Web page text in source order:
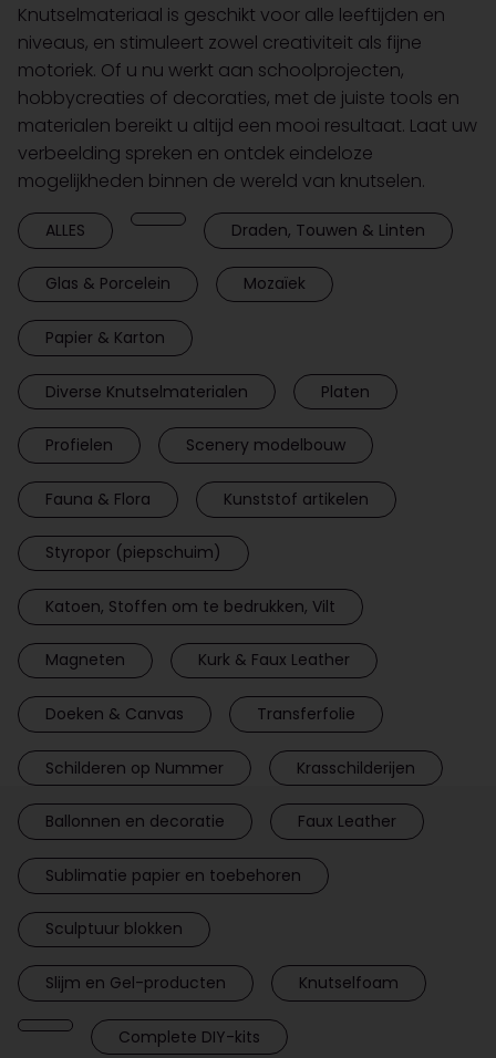
Knutselmateriaal is geschikt voor alle leeftijden en
niveaus, en stimuleert zowel creativiteit als fijne
motoriek. Of u nu werkt aan schoolprojecten,
hobbycreaties of decoraties, met de juiste tools en
materialen bereikt u altijd een mooi resultaat. Laat uw
verbeelding spreken en ontdek eindeloze
mogelijkheden binnen de wereld van knutselen.
ALLES Draden, Touwen & Linten
Glas & Porcelein Mozaïek
Papier & Karton
Diverse Knutselmaterialen Platen
Profielen Scenery modelbouw
Fauna & Flora Kunststof artikelen
Styropor (piepschuim)
Katoen, Stoffen om te bedrukken, Vilt
Magneten Kurk & Faux Leather
Doeken & Canvas Transferfolie
Schilderen op Nummer Krasschilderijen
Ballonnen en decoratie Faux Leather
Sublimatie papier en toebehoren
Sculptuur blokken
Slijm en Gel-producten Knutselfoam
Complete DIY-kits